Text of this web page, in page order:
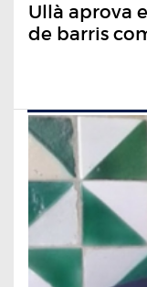
Ullà aprova
de barris